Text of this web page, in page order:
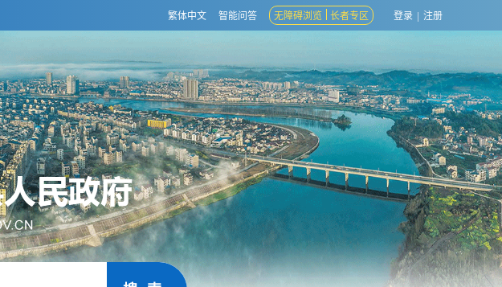
繁体中文 智能问答 无障碍浏览 长者专区 登录 | 注册